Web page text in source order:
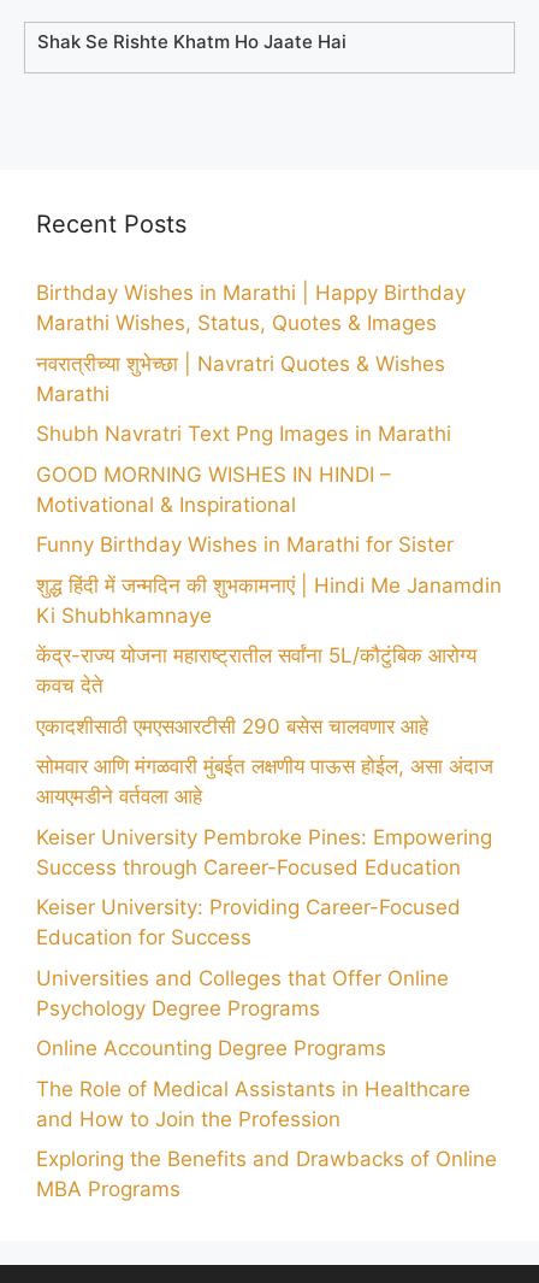
Shak Se Rishte Khatm Ho Jaate Hai
Recent Posts
Birthday Wishes in Marathi | Happy Birthday
Marathi Wishes, Status, Quotes & Images
नवरात्रीच्या शुभेच्छा | Navratri Quotes & Wishes
Marathi
Shubh Navratri Text Png Images in Marathi
GOOD MORNING WISHES IN HINDI –
Motivational & Inspirational
Funny Birthday Wishes in Marathi for Sister
शुद्ध हिंदी में जन्मदिन की शुभकामनाएं | Hindi Me Janamdin
Ki Shubhkamnaye
केंद्र-राज्य योजना महाराष्ट्रातील सर्वांना 5L/कौटुंबिक आरोग्य
कवच देते
एकादशीसाठी एमएसआरटीसी 290 बसेस चालवणार आहे
सोमवार आणि मंगळवारी मुंबईत लक्षणीय पाऊस होईल, असा अंदाज
आयएमडीने वर्तवला आहे
Keiser University Pembroke Pines: Empowering
Success through Career-Focused Education
Keiser University: Providing Career-Focused
Education for Success
Universities and Colleges that Offer Online
Psychology Degree Programs
Online Accounting Degree Programs
The Role of Medical Assistants in Healthcare
and How to Join the Profession
Exploring the Benefits and Drawbacks of Online
MBA Programs